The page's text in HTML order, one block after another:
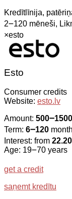
Kredītlīnija,
2౼120 mēneši,
×esto
Esto
Consumer credits
Website: esto.lv
Amount:
Term: 6౼120
Interest: from 22.20
Age: 19౼70 years
get a credit
saņemt kredītu